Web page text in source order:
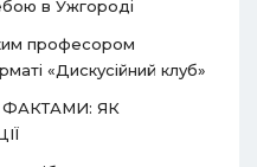
в Ужгороді
професором
«Дискусійний клуб»
ФАКТАМИ: ЯК